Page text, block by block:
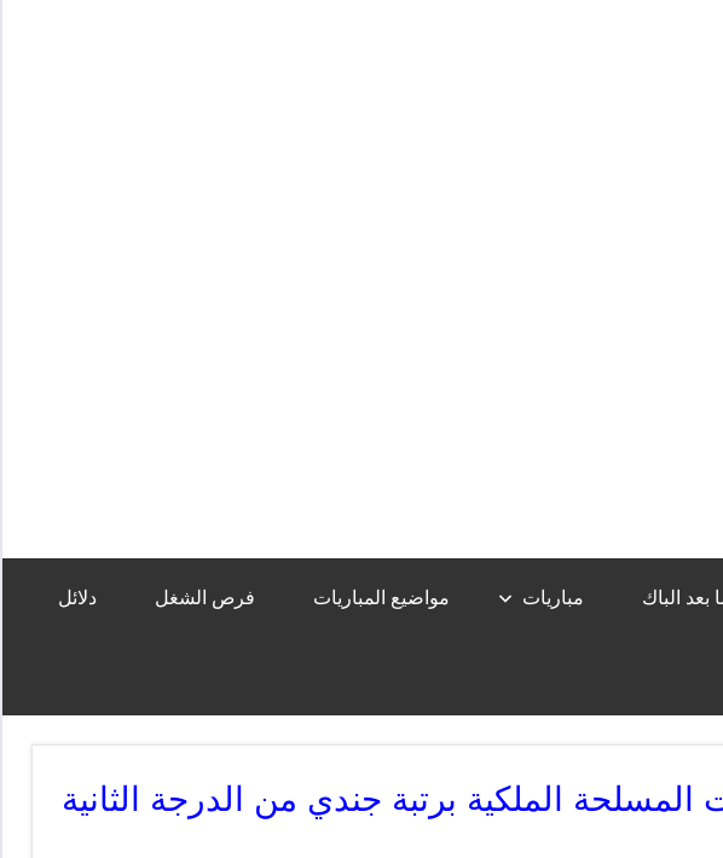
بعد الباك مباريات مواضيع المباريات فرص الشغل دلائل
الملكية برتبة جندي من الدرجة الثانية